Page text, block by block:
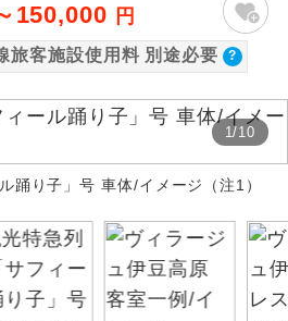
150,000 円
旅客施設使用料 別途必要
1/10
踊り子」号 車体/イメージ（注1）
スコに登録されている文化遺産や自
産を訪ねるコースです。
スポットに立ち寄るコースです。
地にも宿泊するコースです。
泊ホテルに大浴場が付いています。